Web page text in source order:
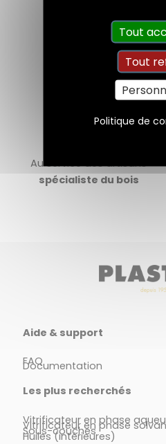
Fabriquée
en France
Au service des artisans
spécialiste du bois
Aide & support
FAQ
Documentation
Les plus recherchés
Vitrificateur en phase
Vitrificateur en phase
Sous-couches
Huiles (intérieures)
Tout
Tout
Politique de